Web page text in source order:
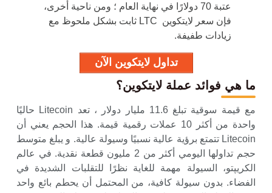
عتبة 70 دولارًا في نهاية العام ؛ ومن ناحية أخرى،
فإن سعر لايتكوين LTC ثابت بشكل ملحوظ مع
زيادات طفيفة.
تداول لايتكوين الآن
ما هي فوائد عملة لايتكوين؟
مع قيمة سوقية تبلغ 11.6 مليار دولار ، تعد Litecoin حاليًا
واحدة من أكثر 10 عملات رقمية قيمة. هذا الحجم يعني أن
Litecoin تتمتع برؤية عالية نسبيًا وسيولة عالية. و يبلغ متوسط
​​حجم تداولها اليومي أكثر من 2 مليون قطعة نقدية. في عالم
الكريپتو، السيولة مهمة للغاية نظرًا للتقلبات الشديدة في
الفضاء. بدون سيولة كافية، من المحتمل أن يحطم بائع واحد